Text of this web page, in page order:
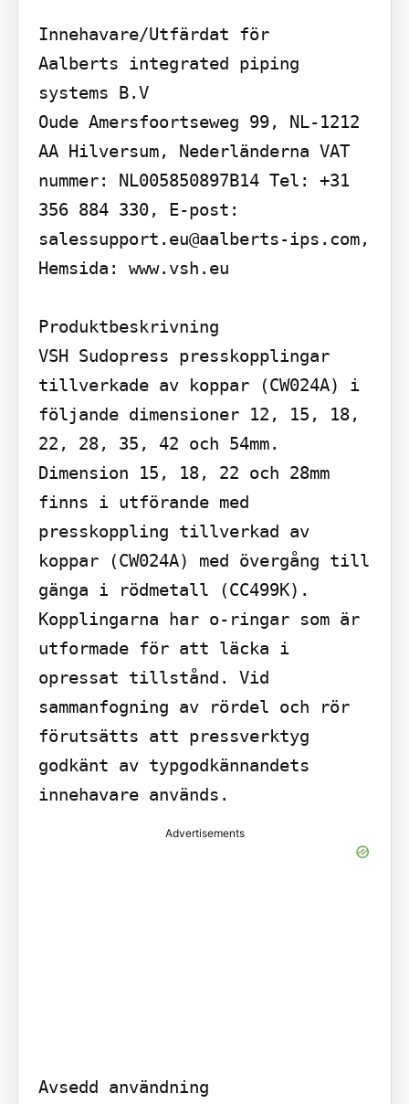
Innehavare/Utfärdat för
Aalberts integrated piping
systems B.V
Oude Amersfoortseweg 99, NL-1212
AA Hilversum, Nederländerna VAT
nummer: NL005850897B14 Tel: +31
356 884 330, E-post:
salessupport.eu@aalberts-ips.com,
Hemsida: www.vsh.eu
Produktbeskrivning
VSH Sudopress presskopplingar
tillverkade av koppar (CW024A) i
följande dimensioner 12, 15, 18,
22, 28, 35, 42 och 54mm.
Dimension 15, 18, 22 och 28mm
finns i utförande med
presskoppling tillverkad av
koppar (CW024A) med övergång till
gänga i rödmetall (CC499K).
Kopplingarna har o-ringar som är
utformade för att läcka i
opressat tillstånd. Vid
sammanfogning av rördel och rör
förutsätts att pressverktyg
godkänt av typgodkännandets
innehavare används.
Advertisements
Avsedd användning